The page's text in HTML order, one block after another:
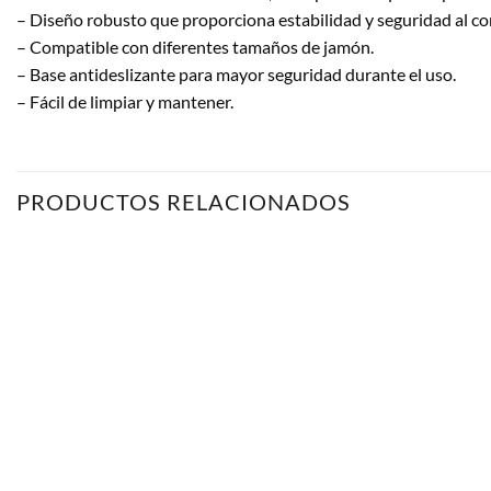
– Diseño robusto que proporciona estabilidad y seguridad al
– Compatible con diferentes tamaños de jamón.
– Base antideslizante para mayor seguridad durante el uso.
– Fácil de limpiar y mantener.
PRODUCTOS RELACIONADOS